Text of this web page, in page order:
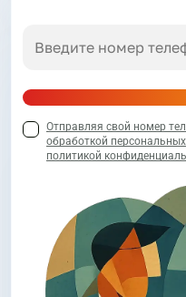
Отправляя свой номер
обработкой
политикой